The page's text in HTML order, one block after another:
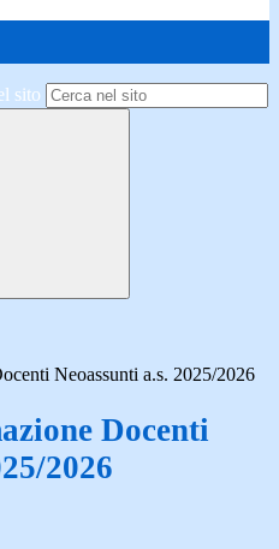
sito
Neoassunti a.s. 2025/2026
Docenti
2026